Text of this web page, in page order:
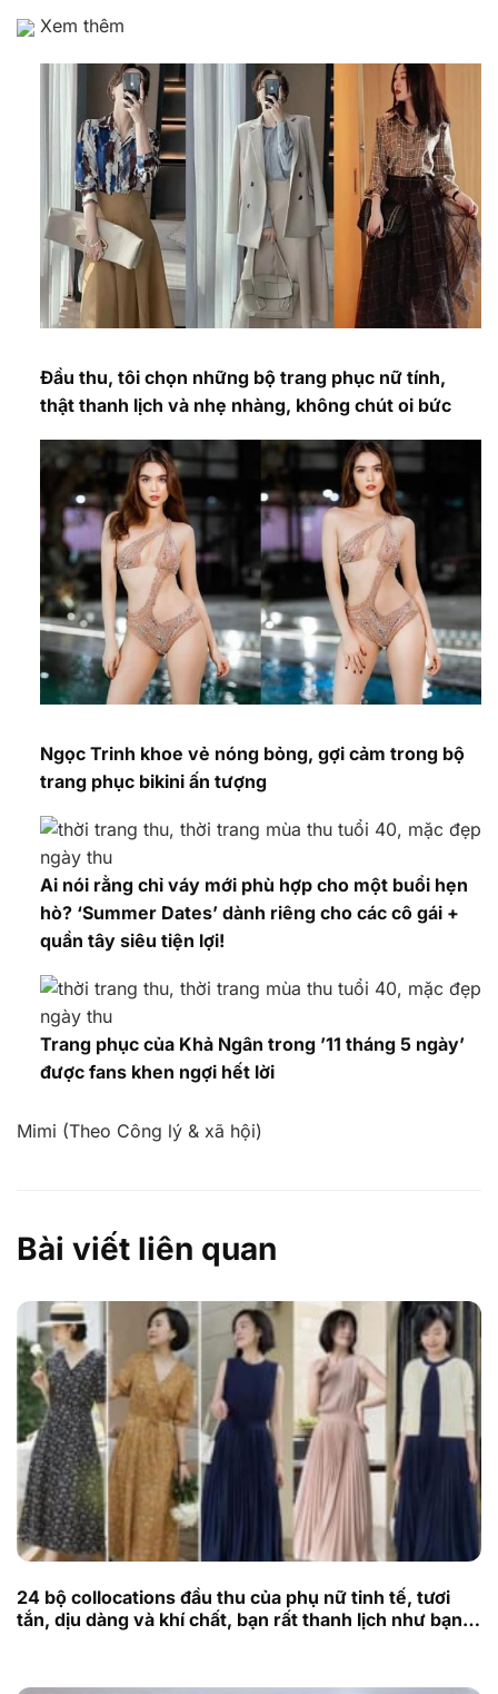
Xem thêm
Đầu thu, tôi chọn những bộ trang phục nữ tính,
thật thanh lịch và nhẹ nhàng, không chút oi bức
Ngọc Trinh khoe vẻ nóng bỏng, gợi cảm trong bộ
trang phục bikini ấn tượng
Ai nói rằng chỉ váy mới phù hợp cho một buổi hẹn
hò? ‘Summer Dates’ dành riêng cho các cô gái +
quần tây siêu tiện lợi!
Trang phục của Khả Ngân trong ’11 tháng 5 ngày’
được fans khen ngợi hết lời
Mimi (Theo Công lý & xã hội)
Bài viết liên quan
24 bộ collocations đầu thu của phụ nữ tinh tế, tươi
tắn, dịu dàng và khí chất, bạn rất thanh lịch như bạn